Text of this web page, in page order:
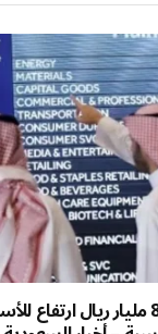
«تداول»: 81 مليار ريال